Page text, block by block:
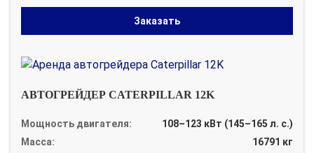
Заказать
АВТОГРЕЙДЕР CATERPILLAR 12K
Мощность двигателя:
108–123 кВт (145–165 л. с.)
Масса:
16791 кг